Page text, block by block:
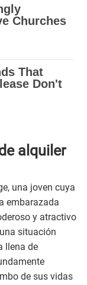
alquiler
una joven cuya
embarazada
y atractivo
situación
llena de
de sus vidas